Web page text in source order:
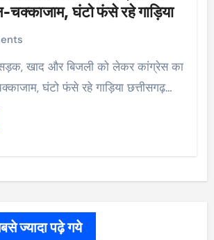
चक्काजाम, घंटो फंसे रहे गाड़िया
घंटो फंसे रहे गाड़िया छत्तीसगढ़…
ज्यादा पढ़े गये